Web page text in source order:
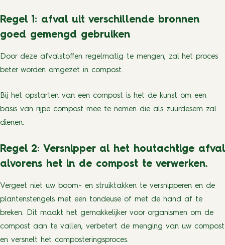
Regel 1: afval uit verschillende bronnen
goed gemengd gebruiken
Door deze afvalstoffen regelmatig te mengen, zal het proces
beter worden omgezet in compost.
Bij het opstarten van een compost is het de kunst om een
basis van rijpe compost mee te nemen die als zuurdesem zal
dienen.
Regel 2: Versnipper al het houtachtige afval
alvorens het in de compost te verwerken.
Vergeet niet uw boom- en struiktakken te versnipperen en de
plantenstengels met een tondeuse of met de hand af te
breken. Dit maakt het gemakkelijker voor organismen om de
compost aan te vallen, verbetert de menging van uw compost
en versnelt het composteringsproces.